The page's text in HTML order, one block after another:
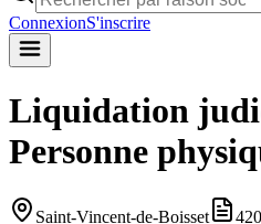
ConnexionS'inscrire
Liquidation
Personne
Saint-Vincent-de-Boisset